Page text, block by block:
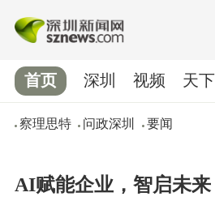
首页
察理思特 问政深圳 要闻
深圳 视频 天下
AI赋能企业，智启未